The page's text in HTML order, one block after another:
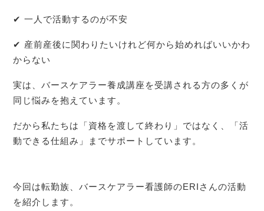
✔ 一人で活動するのが不安
✔ 産前産後に関わりたいけれど何から始めればいいかわ
からない
実は、バースケアラー養成講座を受講される方の多くが
同じ悩みを抱えています。
だから私たちは「資格を渡して終わり」ではなく、「活
動できる仕組み」までサポートしています。
今回は転勤族、バースケアラー看護師のERIさんの活動
を紹介します。